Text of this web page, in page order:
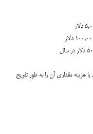
هزینه مقداری آن را به طور تفریح